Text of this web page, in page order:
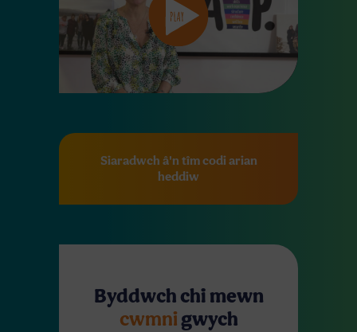
Siaradwch â'n tîm codi arian
heddiw
Byddwch chi mewn
cwmnigwych